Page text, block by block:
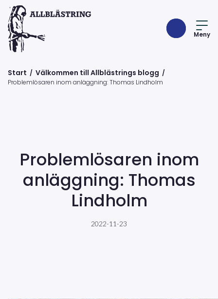
Meny
Start / Välkommen till Allblästrings blogg /
Problemlösaren inom anläggning: Thomas Lindholm
Problemlösaren inom
anläggning: Thomas
Lindholm
2022-11-23